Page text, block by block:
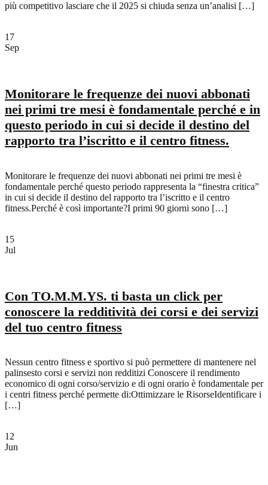
più competitivo lasciare che il 2025 si chiuda senza un’analisi […]
17
Sep
Monitorare le frequenze dei nuovi abbonati
nei primi tre mesi è fondamentale perché e in
questo periodo in cui si decide il destino del
rapporto tra l’iscritto e il centro fitness.
Monitorare le frequenze dei nuovi abbonati nei primi tre mesi è
fondamentale perché questo periodo rappresenta la “finestra critica”
in cui si decide il destino del rapporto tra l’iscritto e il centro
fitness.Perché è così importante?I primi 90 giorni sono […]
15
Jul
Con TO.M.M.YS. ti basta un click per
conoscere la redditività dei corsi e dei servizi
del tuo centro fitness
Nessun centro fitness e sportivo si può permettere di mantenere nel
palinsesto corsi e servizi non redditizi Conoscere il rendimento
economico di ogni corso/servizio e di ogni orario è fondamentale per
i centri fitness perché permette di:Ottimizzare le RisorseIdentificare i
[…]
12
Jun